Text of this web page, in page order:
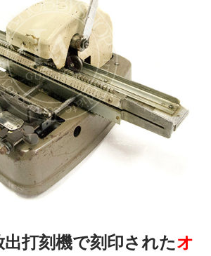
打刻機で刻印されたオ